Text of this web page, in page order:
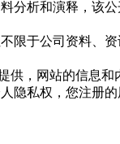
分析和演释，
限于公司资料
，网站的信息和
隐私权，您注